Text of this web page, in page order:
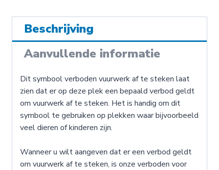
Beschrijving
Aanvullende informatie
Dit symbool verboden vuurwerk af te steken laat
zien dat er op deze plek een bepaald verbod geldt
om vuurwerk af te steken. Het is handig om dit
symbool te gebruiken op plekken waar bijvoorbeeld
veel dieren of kinderen zijn.
Wanneer u wilt aangeven dat er een verbod geldt
om vuurwerk af te steken, is onze verboden voor